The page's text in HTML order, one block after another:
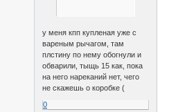
у меня кпп купленая уже с
вареным рычагом, там
плстину по нему обогнули и
обварили, тыщь 15 как, пока
на него нареканий нет, чего
не скажешь о коробке (
0